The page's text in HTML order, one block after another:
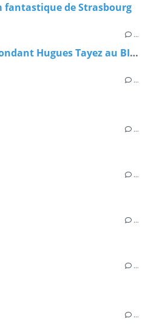
fantastique de Strasbourg
…
Abigail. De notre correspondant Hugues Tayez au BIFFF 2024
…
…
…
…
…
…